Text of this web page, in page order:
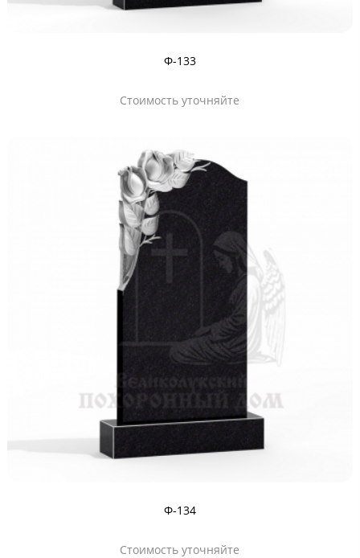
Ф-133
Стоимость уточняйте
Ф-134
Стоимость уточняйте